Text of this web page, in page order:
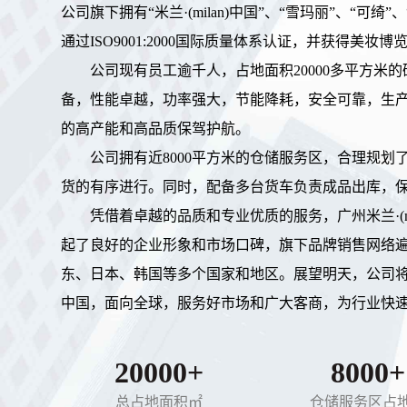
公司旗下拥有“米兰·(milan)中国”、“雪玛丽”、“可绮
通过ISO9001:2000国际质量体系认证，并获得美妆博
公司现有员工逾千人，占地面积20000多平方米
备，性能卓越，功率强大，节能降耗，安全可靠，生
的高产能和高品质保驾护航。
公司拥有近8000平方米的仓储服务区，合理规划
货的有序进行。同时，配备多台货车负责成品出库，
凭借着卓越的品质和专业优质的服务，广州米兰
起了良好的企业形象和市场口碑，旗下品牌销售网络
东、日本、韩国等多个国家和地区。展望明天，公司
中国，面向全球，服务好市场和广大客商，为行业快
20000+
总占地面积㎡
8000+
仓储服务区占